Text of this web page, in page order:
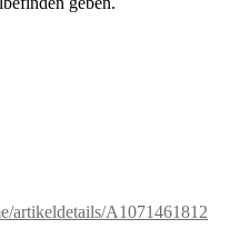
artikeldetails/A1071461812